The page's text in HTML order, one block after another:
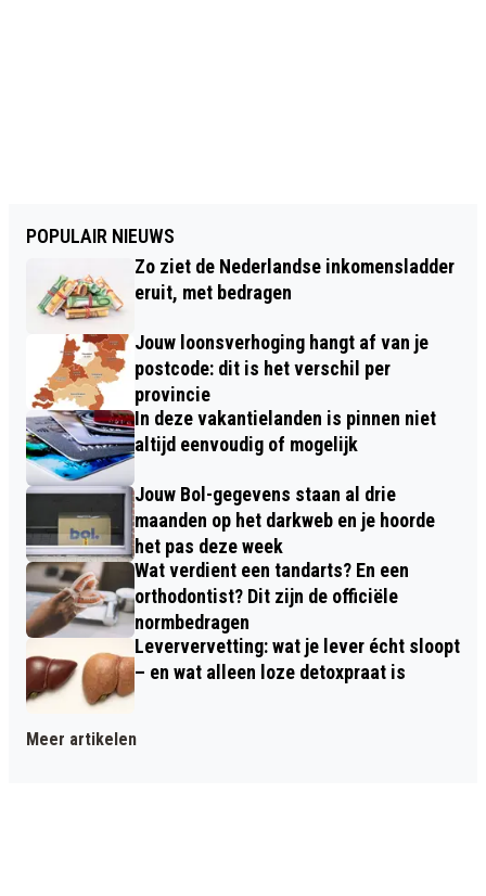
POPULAIR NIEUWS
Zo ziet de Nederlandse inkomensladder
eruit, met bedragen
Jouw loonsverhoging hangt af van je
postcode: dit is het verschil per
provincie
In deze vakantielanden is pinnen niet
altijd eenvoudig of mogelijk
Jouw Bol-gegevens staan al drie
maanden op het darkweb en je hoorde
het pas deze week
Wat verdient een tandarts? En een
orthodontist? Dit zijn de officiële
normbedragen
Leververvetting: wat je lever écht sloopt
– en wat alleen loze detoxpraat is
Meer artikelen